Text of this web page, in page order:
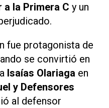
a la Primera C y un
fue protagonista de
se convirtió en
Isaías Olariaga en
y Defensores
al defensor